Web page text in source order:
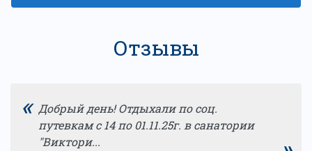
Отзывы
« Добрый день! Отдыхали по соц.
путевкам с 14 по 01.11.25г. в санатории
"Виктори...